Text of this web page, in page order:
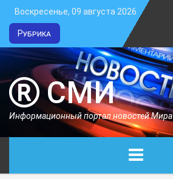
Воскресенье, 09 августа 2026
Рубрика
СМИ
Информационный портал новостей Мира